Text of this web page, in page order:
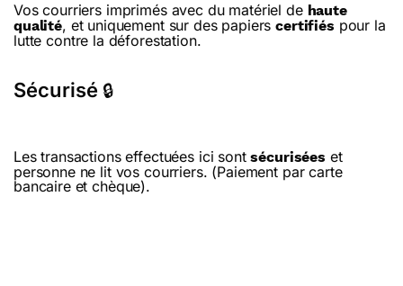
Vos courriers imprimés avec du matériel de haute
qualité, et uniquement sur des papierscertifiés pour la
lutte contre la déforestation.
Sécurisé 🔒
Les transactions effectuées ici sontsécurisées et
personne ne lit vos courriers. (Paiement par carte
bancaire et chèque).